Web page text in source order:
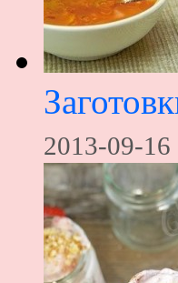
2013-09-16